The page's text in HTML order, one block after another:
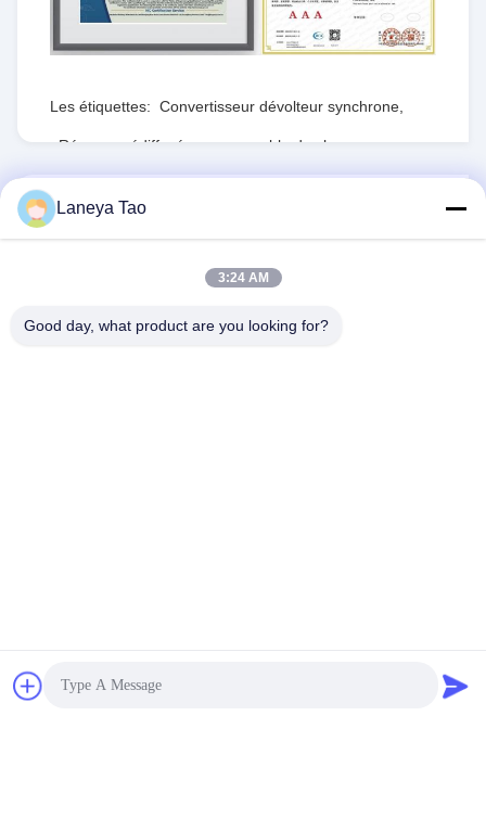
Les étiquettes: Convertisseur dévolteur synchrone
Réseau prédiffusé programmable de champ,
RTdépartement d'État
ENVOYEZ LE RFQ
Laneya Tao
3:24 AM
Good day, what product are you looking for?